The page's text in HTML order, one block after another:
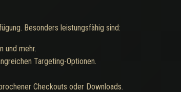
Besonders leistungsfähig sind:
und mehr.
Targeting-Optionen.
Checkouts oder Downloads.